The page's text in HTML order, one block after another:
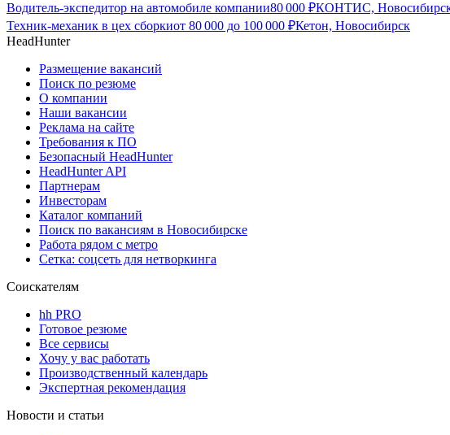
Водитель-экспедитор на автомобиле компании80 000 ₽КОНТИС,
Техник-механик в цех сборкиот 80 000 до 100 000 ₽Кетон, Новосибирск
HeadHunter
Размещение вакансий
Поиск по резюме
О компании
Наши вакансии
Реклама на сайте
Требования к ПО
Безопасный HeadHunter
HeadHunter API
Партнерам
Инвесторам
Каталог компаний
Поиск по вакансиям в Новосибирске
Работа рядом с метро
Сетка: соцсеть для нетворкинга
Соискателям
hh PRO
Готовое резюме
Все сервисы
Хочу у вас работать
Производственный календарь
Экспертная рекомендация
Новости и статьи